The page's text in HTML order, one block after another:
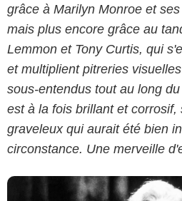
grâce à Marilyn Monroe et
mais plus encore grâce au
Lemmon et Tony Curtis, qui
et multiplient pitreries
sous-entendus tout au long
est à la fois brillant et
graveleux qui aurait été bien
circonstance. Une merveille